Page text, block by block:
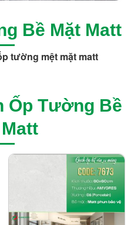
Bề Mặt Matt
tường mệt mặt matt
Ốp Tường Bề